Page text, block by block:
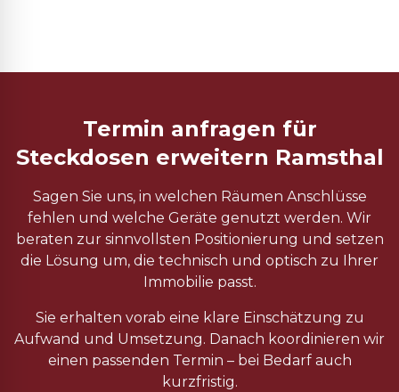
Termin anfragen für
Steckdosen erweitern Ramsthal
Sagen Sie uns, in welchen Räumen Anschlüsse
fehlen und welche Geräte genutzt werden. Wir
beraten zur sinnvollsten Positionierung und setzen
die Lösung um, die technisch und optisch zu Ihrer
Immobilie passt.
Sie erhalten vorab eine klare Einschätzung zu
Aufwand und Umsetzung. Danach koordinieren wir
einen passenden Termin – bei Bedarf auch
kurzfristig.